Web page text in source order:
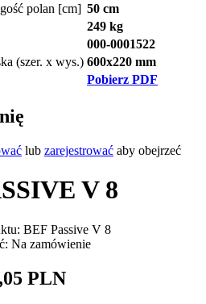
polan [cm] 50 cm
249 kg
000-0001522
(szer. x wys.) 600x220 mm
Pobierz PDF
lub zarejestrować aby obejrzeć
V 8
BEF Passive V 8
Na zamówienie
PLN